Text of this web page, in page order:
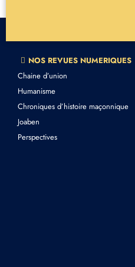
NOS REVUES NUMERIQUES
Chaine d’union
Humanisme
Chroniques d’histoire maçonnique
Joaben
Perspectives